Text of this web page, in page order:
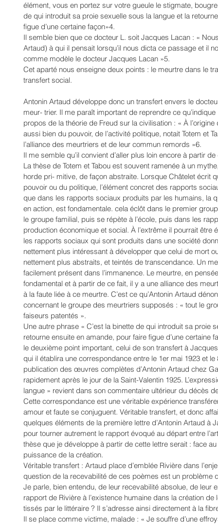
élément, vous en portez sur votre gueule le stigmate,
de qui introduit sa proie sexuelle sous la langue et la
figue d’une certaine façon»4.
Il semble bien que ce docteur L. soit Jacques Lacan : «
Artaud) à qui il pensait lorsqu’il nous dicta ce passage et il
comme modèle le docteur Jacques Lacan »5.
Cet aparté nous enseigne deux points : le meurtre dans le
transfert social.
Antonin Artaud développe donc un transfert envers le
meur- trier. Il me paraît important de reprendre ce
propos de la théorie de Freud sur la civilisation : « À
aussi bien du pouvoir, de l’activité politique, notait Totem et
l’alliance des meurtriers et de leur commun remords »6.
Il me semble qu’il convient d’aller plus loin encore à partir
La thèse de Totem et Tabou est souvent ramenée à un
horde pri- mitive, de façon abstraite. Lorsque Châtelet écrit
pouvoir ou du politique, l’élément concret des rapports
que dans les rapports sociaux produits par les humains, la
en action, est fondamentale. cela éclôt dans le premier
le groupe familial, puis se répète à l’école, puis dans les
production économique et social. À l’extrême il pourrait
les rapports sociaux qui sont produits dans une société
nettement plus intéressant à développer que celui de mort
nettement plus abstraits, et teintés de transcendance. Un
facilement présent dans l’immanence. Le meurtre, en
fondamental et à partir de ce fait, il y a une alliance des
à la faute liée à ce meurtre. C’est ce qu’Antonin Artaud
concernant le groupe des meurtriers supposés : « tout le
faiseurs patentés ».
Une autre phrase « C’est la binette de qui introduit sa proie
retourne ensuite en amande, pour faire figue d’une certaine
le deuxième point important, celui de son transfert à
qui il établira une correspondance entre le 1er mai 1923 et
publication des œuvres complètes d’Antonin Artaud chez
rapidement après le jour de la Saint-Valentin 1925.
langue » revient dans son commentaire ultérieur du décès
Cette correspondance est une véritable expérience
amour et faute se conjuguent. Véritable transfert, et donc
quelques éléments de la première lettre d’Antonin Artaud à
pour tourner autrement le rapport évoqué au départ entre
thèse que je développe à partir de cette lettre serait : face
puissance de la création.
Véritable transfert : Artaud place d’emblée Rivière dans
question de la recevabilité de ces poèmes est un problème
Je parle, bien entendu, de leur recevabilité absolue, de leur
rapport de Rivière à l’existence humaine dans la création
tissés par le littéraire ? Il s’adresse ainsi directement à la
Il se place comme victime, malade : « Je souffre d’une